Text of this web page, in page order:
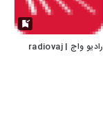
رادیو واج | radiovaj